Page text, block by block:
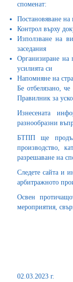
споменат:
Постановяване
Контрол върху
Използване на
заседания
Организиране на
усилията си
Напомняне на
Бе отбелязано,
Правилник за
Изнесената
разнообразни
БТПП ще
производство,
разрешаване на
Следете сайта и
арбитражното
Освен
мероприятия,
02.03.2023 г.